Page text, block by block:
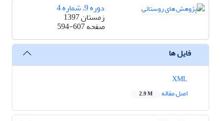
دوره 9، شماره 4
زمستان 1397
صفحه594-607
فایل ها
اصل مقاله
2.9 M